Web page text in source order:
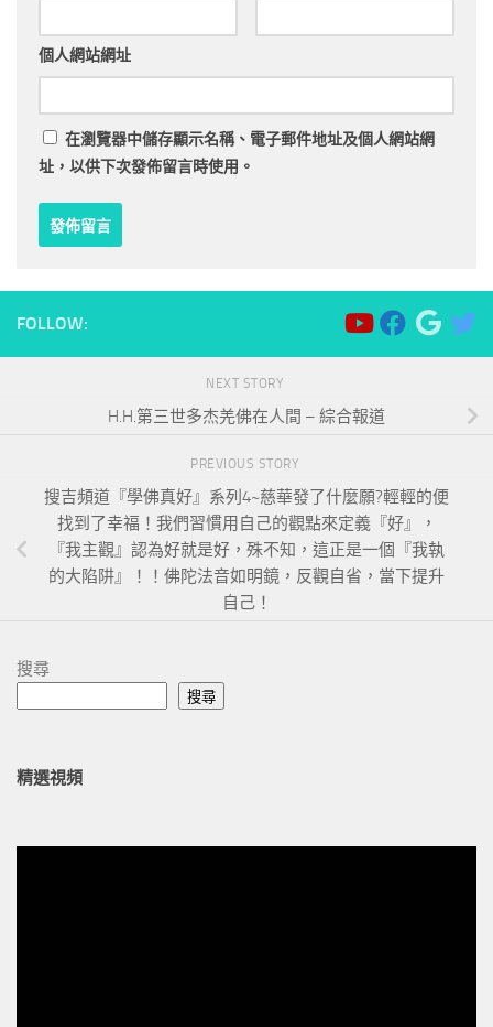
個人網站網址
在瀏覽器中儲存顯示名稱、電子郵件地址及個人網站網
址，以供下次發佈留言時使用。
FOLLOW:
NEXT STORY
H.H.第三世多杰羌佛在人間 – 綜合報道
PREVIOUS STORY
搜吉頻道『學佛真好』系列4~慈華發了什麼願?輕輕的便
找到了幸福！我們習慣用自己的觀點來定義『好』，
『我主觀』認為好就是好，殊不知，這正是一個『我執
的大陷阱』！！佛陀法音如明鏡，反觀自省，當下提升
自己！
搜尋
搜尋
精選視頻